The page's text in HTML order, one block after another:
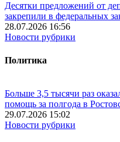
Десятки предложений от
закрепили в федеральных
28.07.2026 16:56
Новости рубрики
Политика
Больше 3,5 тысячи раз
помощь за полгода в
29.07.2026 15:02
Новости рубрики